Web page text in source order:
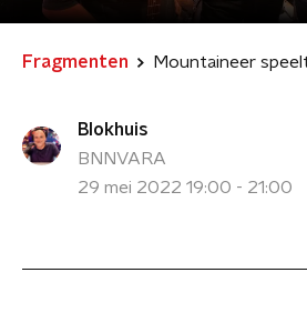
Fragmenten
Blokhuis
BNNVARA
29 mei 2022 19:00 - 21:00